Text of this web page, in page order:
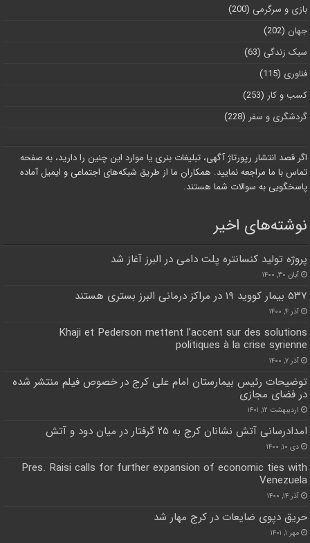
بازی و سرگرمی (200)
جهان (202)
سبک زندگی (63)
فناوری (115)
کسب و کار (253)
گردشگری و سفر (228)
اگر قصد انتشار رپورتاژ آگهی، تبلیغات بنری یا موارد این چنین را دارید، به صفحه
تماس با ما مراجعه نمایید. همکاران ما از طریق شبکه‌های اجتماعی و ایمیل آماده
پاسخگویی به سوالات شما هستند.
نوشته‌های اخیر
پروژه تولید کنسانتره پلت دامی در البرز آغاز شد
آبان ۳۰, ۱۴۰۰
۵۳۷ بیمار کووید ۱۹ در مراکز درمانی البرز بستری هستند
آذر ۴, ۱۴۰۰
Khaji et Pederson mettent l’accent sur des solutions
politiques à la crise syrienne
آذر ۷, ۱۴۰۰
توضیحات رئیس بیمارستان امام علی کرج در خصوص فیلم منتشر شده
در فضای مجازی
اردیبهشت ۱۲, ۱۴۰۱
امدادرسانی آتش نشانان کرج به ۲۵ گرفتار در میان دود و آتش
دی ۱۰, ۱۴۰۰
Pres. Raisi calls for further expansion of economic ties with
Venezuela
آذر ۱۴, ۱۴۰۰
حریق دپوی ضایعات در کرج مهار شد
مهر ۱, ۱۴۰۱